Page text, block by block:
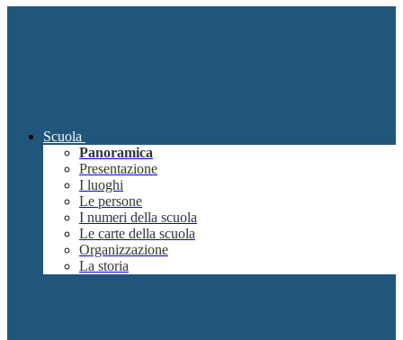
Scuola
Panoramica
Presentazione
I luoghi
Le persone
I numeri della scuola
Le carte della scuola
Organizzazione
La storia